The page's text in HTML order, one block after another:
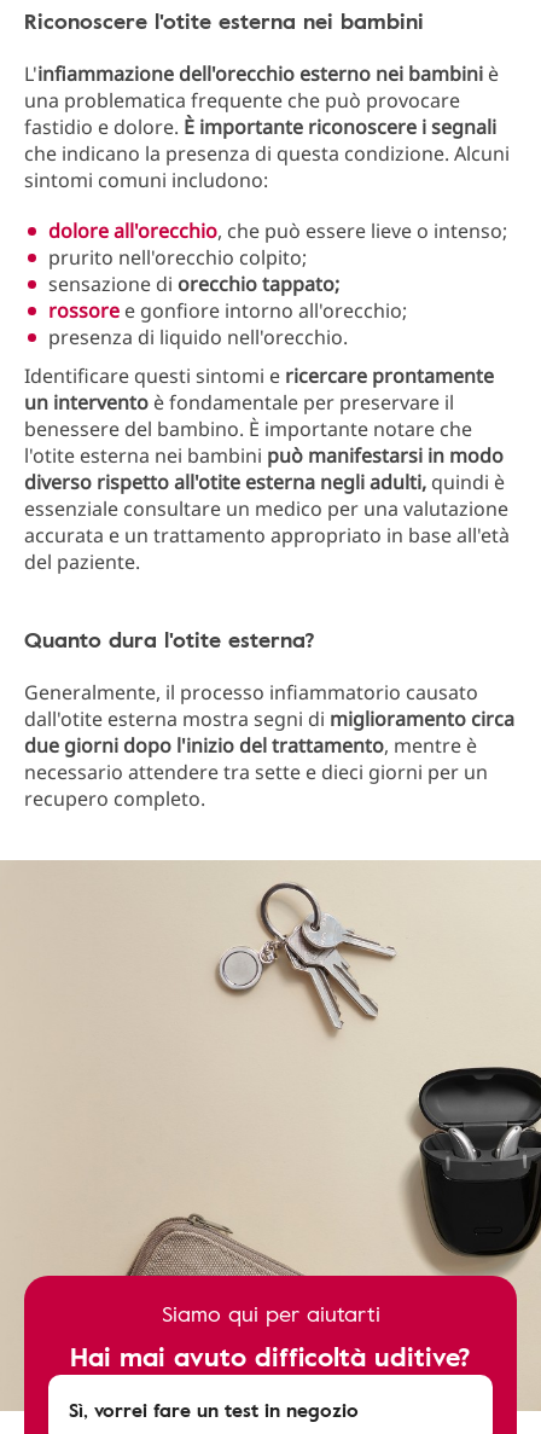
Riconoscere l'otite esterna nei bambini
L'infiammazione dell'orecchio esterno nei bambini è
una problematica frequente che può provocare
fastidio e dolore. È importante riconoscere i segnali
che indicano la presenza di questa condizione. Alcuni
sintomi comuni includono:
dolore all'orecchio, che può essere lieve o intenso;
prurito nell'orecchio colpito;
sensazione di orecchio tappato;
rossore e gonfiore intorno all'orecchio;
presenza di liquido nell'orecchio.
Identificare questi sintomi e ricercare prontamente
un intervento è fondamentale per preservare il
benessere del bambino. È importante notare che
l'otite esterna nei bambini può manifestarsi in modo
diverso rispetto all'otite esterna negli adulti, quindi è
essenziale consultare un medico per una valutazione
accurata e un trattamento appropriato in base all'età
del paziente.
Quanto dura l'otite esterna?
Generalmente, il processo infiammatorio causato
dall'otite esterna mostra segni di miglioramento circa
due giorni dopo l'inizio del trattamento, mentre è
necessario attendere tra sette e dieci giorni per un
recupero completo.
Siamo qui per aiutarti
Hai mai avuto difficoltà uditive?
Sì, vorrei fare un test in negozio